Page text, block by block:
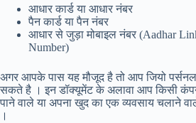
आधार कार्ड या आधार नंबर
पैन कार्ड या पैन नंबर
आधार से जुड़ा मोबाइल नंबर (Aadhar
Number)
अगर आपके पास यह मौजूद है तो आप जियो
सकते है । इन डॉक्यूमेंट के अलावा आप किसी
पाने वाले या अपना खुद का एक व्यवसाय चलाने
।